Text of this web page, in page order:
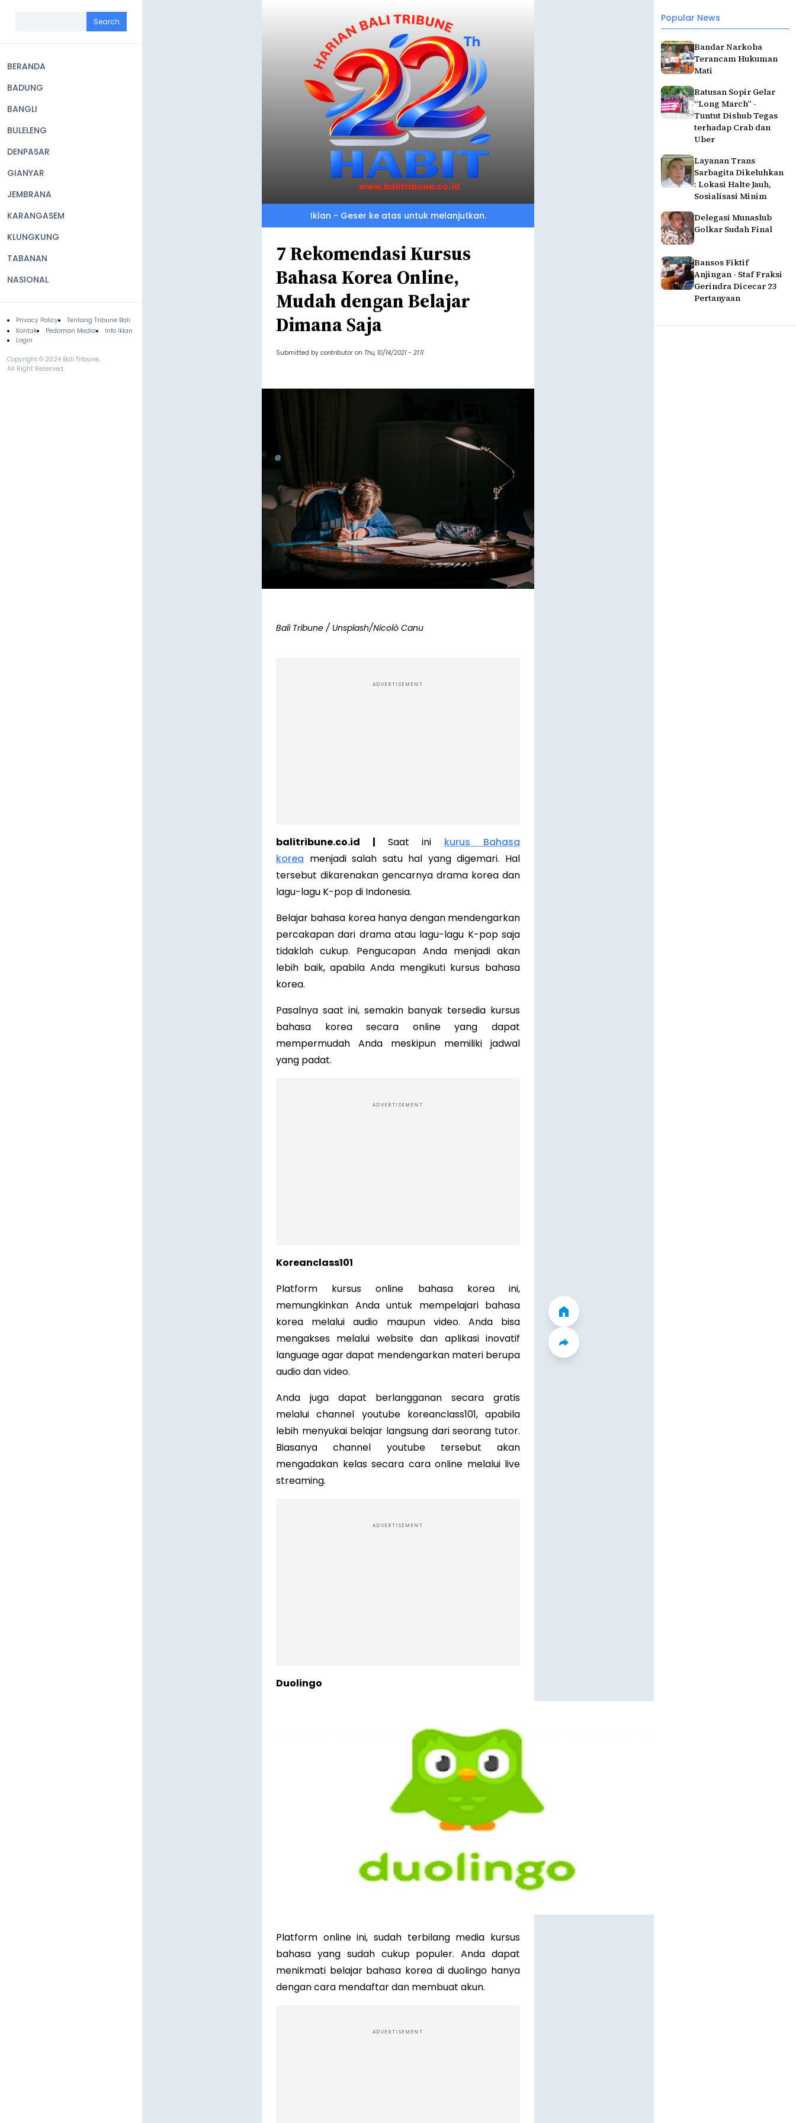
navigation
BERANDA
BADUNG
BANGLI
BULELENG
DENPASAR
GIANYAR
JEMBRANA
KARANGASEM
KLUNGKUNG
TABANAN
NASIONAL
Footer
Privacy Policy
Tentang Tribune Bali
Kontak
Pedoman Media
Info Iklan
Login
Copyright © 2024 Bali Tribune,
All Right Reserved.
Popular News
Bandar Narkoba
Terancam Hukuman
Mati
Ratusan Sopir Gelar
“Long March” -
Tuntut Dishub Tegas
terhadap Crab dan
Uber
Layanan Trans
Sarbagita Dikeluhkan
: Lokasi Halte Jauh,
Sosialisasi Minim
Delegasi Munaslub
Golkar Sudah Final
Bansos Fiktif
Anjingan - Staf Fraksi
Gerindra Dicecar 23
Pertanyaan
Iklan - Geser ke atas untuk melanjutkan.
7 Rekomendasi Kursus
Bahasa Korea Online,
Mudah dengan Belajar
Dimana Saja
Submitted by contributor on Thu, 10/14/2021 - 21:11
Bali Tribune / Unsplash/Nicolò Canu
ADVERTISEMENT
balitribune.co.id | Saat ini kurus Bahasa
korea menjadi salah satu hal yang digemari. Hal
tersebut dikarenakan gencarnya drama korea dan
lagu-lagu K-pop di Indonesia.
Belajar bahasa korea hanya dengan mendengarkan
percakapan dari drama atau lagu-lagu K-pop saja
tidaklah cukup. Pengucapan Anda menjadi akan
lebih baik, apabila Anda mengikuti kursus bahasa
korea.
Pasalnya saat ini, semakin banyak tersedia kursus
bahasa korea secara online yang dapat
mempermudah Anda meskipun memiliki jadwal
yang padat.
ADVERTISEMENT
Koreanclass101
Platform kursus online bahasa korea ini,
memungkinkan Anda untuk mempelajari bahasa
korea melalui audio maupun video. Anda bisa
mengakses melalui website dan aplikasi inovatif
language agar dapat mendengarkan materi berupa
audio dan video.
Anda juga dapat berlangganan secara gratis
melalui channel youtube koreanclass101, apabila
lebih menyukai belajar langsung dari seorang tutor.
Biasanya channel youtube tersebut akan
mengadakan kelas secara cara online melalui live
streaming.
ADVERTISEMENT
Duolingo
Platform online ini, sudah terbilang media kursus
bahasa yang sudah cukup populer. Anda dapat
menikmati belajar bahasa korea di duolingo hanya
dengan cara mendaftar dan membuat akun.
ADVERTISEMENT